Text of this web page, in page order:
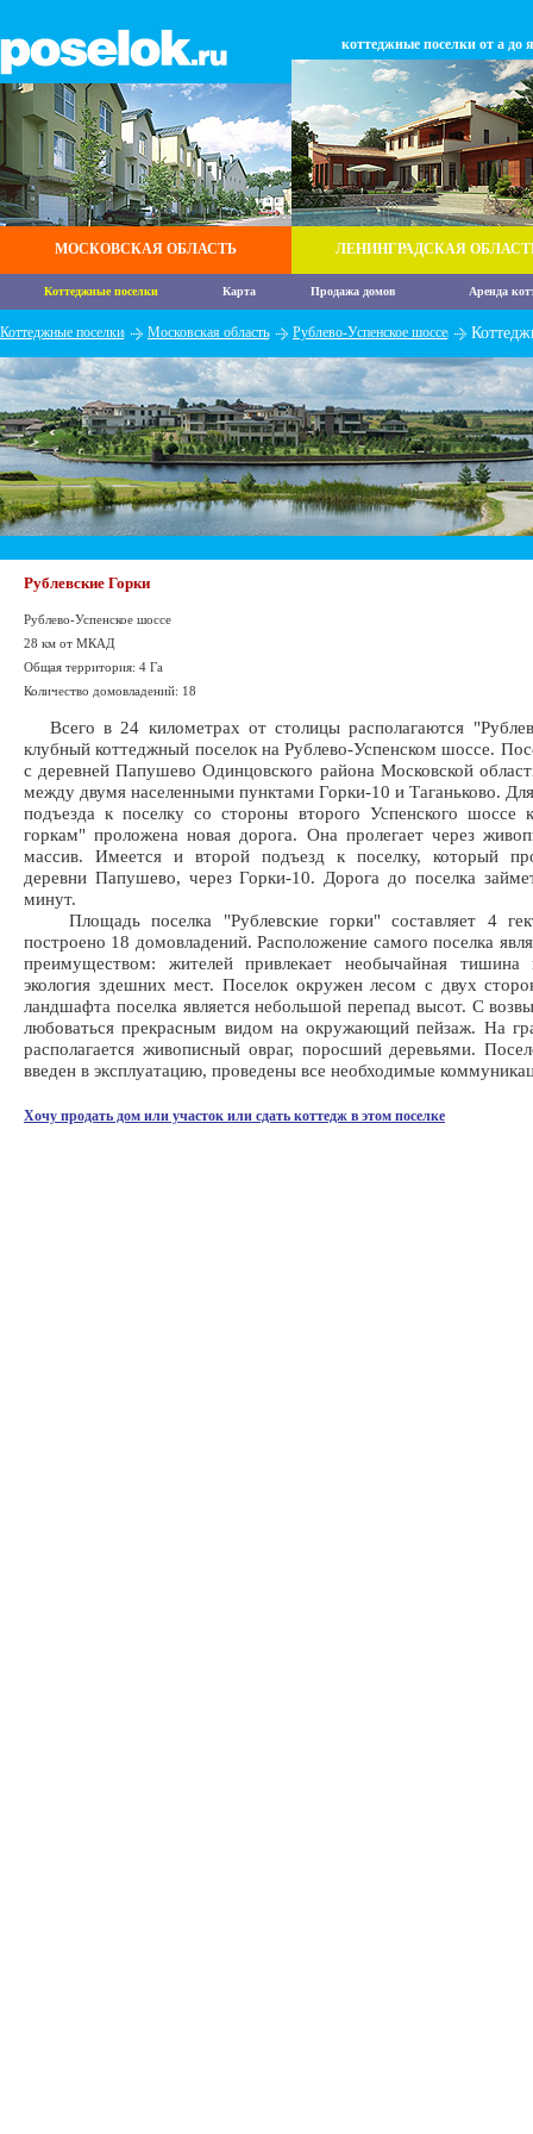
МОСКОВСКАЯ ОБЛАСТЬ
коттеджные поселки от а до я
ЛЕНИНГРАДСКАЯ
Коттеджные поселки Карта Продажа домов Аренда
Коттеджные поселки Московская область Рублево-Успенское шоссе
Рублевские Горки
Рублево-Успенское шоссе
28 км от МКАД
Общая территория: 4 Га
Количество домовладений: 18
Всего в 24 километрах от столицы располагаются
клубный коттеджный поселок на Рублево-Успенском шоссе.
с деревней Папушево Одинцовского района Московской
между двумя населенными пунктами Горки-10 и Таганьково.
подъезда к поселку со стороны второго Успенского шоссе
горкам" проложена новая дорога. Она пролегает через
массив. Имеется и второй подъезд к поселку, который
деревни Папушево, через Горки-10. Дорога до поселка
минут.
Площадь поселка "Рублевские горки" составляет 4
построено 18 домовладений. Расположение самого поселка
преимуществом: жителей привлекает необычайная тишина
экология здешних мест. Поселок окружен лесом с двух
ландшафта поселка является небольшой перепад высот. С
любоваться прекрасным видом на окружающий пейзаж. На
располагается живописный овраг, поросший деревьями.
введен в эксплуатацию, проведены все необходимые
Хочу продать дом или участок или сдать коттедж в этом поселке